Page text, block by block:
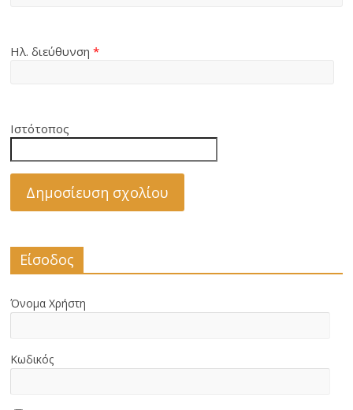
Ηλ. διεύθυνση*
Ιστότοπος
Είσοδος
Όνομα Χρήστη
Κωδικός